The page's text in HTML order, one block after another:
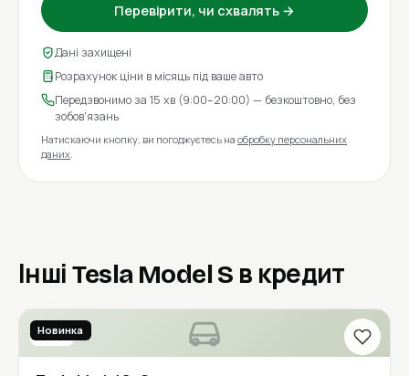
Перевірити, чи схвалять →
Дані захищені
Розрахунок ціни в місяць під ваше авто
Передзвонимо за 15 хв (9:00–20:00) — безкоштовно, без
зобов'язань
Натискаючи кнопку, ви погоджуєтесь на обробку персональних
даних.
Інші Tesla Model S в кредит
2016
Новинка